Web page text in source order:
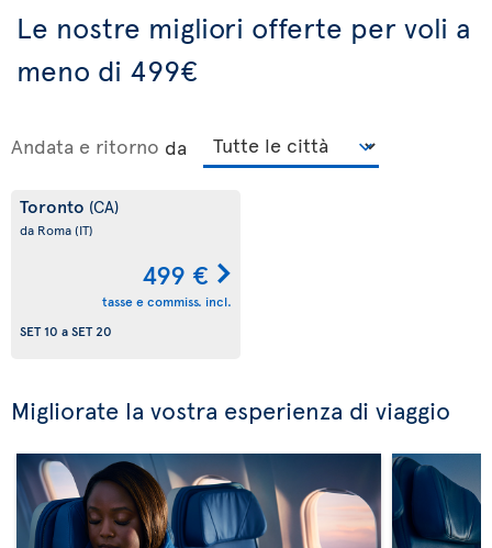
Le nostre migliori offerte per voli a
meno di 499€
Andata e ritorno da
Toronto (CA)
da Roma(IT)
499 €
tasse e commiss. incl.
SET 10 aSET 20
Migliorate la vostra esperienza di viaggio